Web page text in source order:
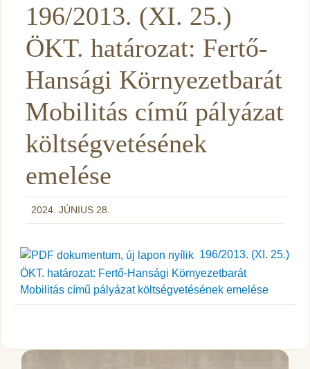
196/2013. (XI. 25.)
ÖKT. határozat: Fertő-
Hansági Környezetbarát
Mobilitás című pályázat
költségvetésének
emelése
2024. JÚNIUS 28.
196/2013. (XI. 25.)
ÖKT. határozat: Fertő-Hansági Környezetbarát
Mobilitás című pályázat költségvetésének emelése